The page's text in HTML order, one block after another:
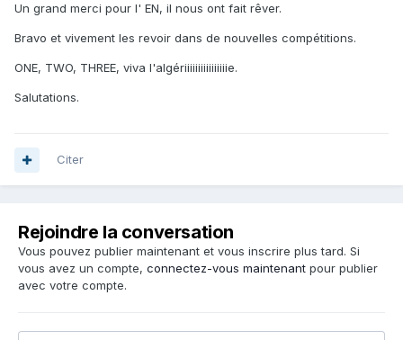
Un grand merci pour l' EN, il nous ont fait rêver.
Bravo et vivement les revoir dans de nouvelles compétitions.
ONE, TWO, THREE, viva l'algériiiiiiiiiiiiiiiie.
Salutations.
Citer
Rejoindre la conversation
Vous pouvez publier maintenant et vous inscrire plus tard. Si
vous avez un compte, connectez-vous maintenant pour publier
avec votre compte.